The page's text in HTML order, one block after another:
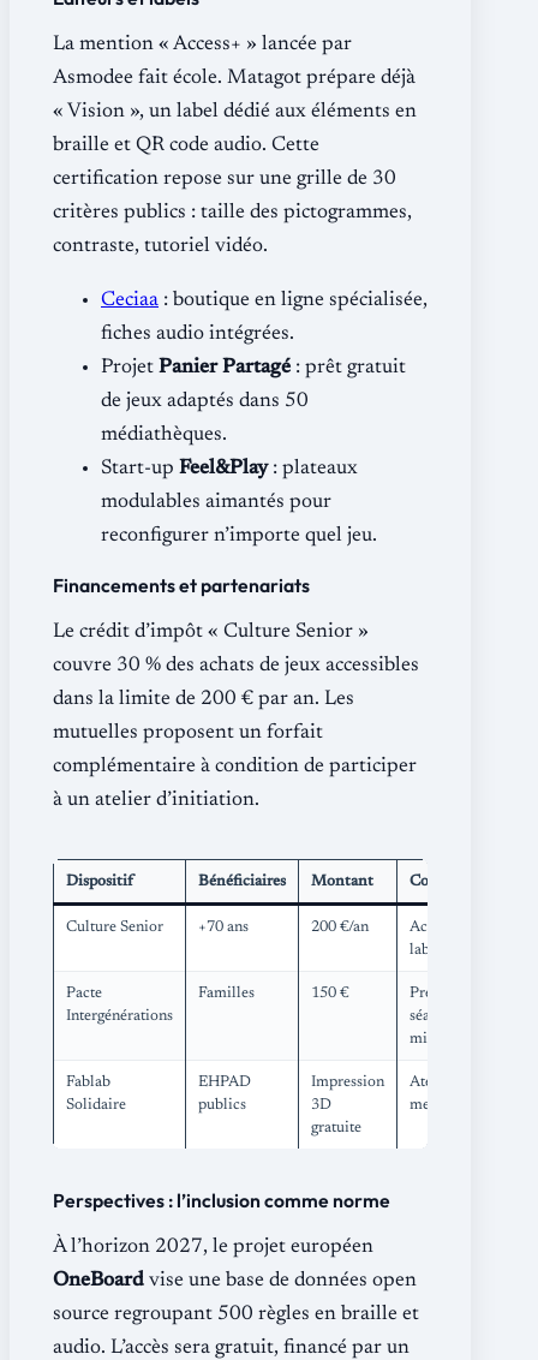
La mention « Access+ » lancée par
Asmodee fait école. Matagot prépare déjà
« Vision », un label dédié aux éléments en
braille et QR code audio. Cette
certification repose sur une grille de 30
critères publics : taille des pictogrammes,
contraste, tutoriel vidéo.
Ceciaa : boutique en ligne spécialisée,
fiches audio intégrées.
Projet Panier Partagé : prêt gratuit
de jeux adaptés dans 50
médiathèques.
Start-up Feel&Play: plateaux
modulables aimantés pour
reconfigurer n’importe quel jeu.
Financements et partenariats
Le crédit d’impôt « Culture Senior »
couvre 30 % des achats de jeux accessibles
dans la limite de 200 € par an. Les
mutuelles proposent un forfait
complémentaire à condition de participer
à un atelier d’initiation.
Dispositif Bénéficiaires Montant Condition
Culture Senior +70 ans 200 €/an
Achat
labellisé
Pacte
Intergénérations
Familles 150 €
Preuve de
séance
mixte
Fablab
Solidaire
EHPAD
publics
Impression
3D
gratuite
Atelier
mensuel
Perspectives : l’inclusion comme norme
À l’horizon 2027, le projet européen
OneBoard vise une base de données open
source regroupant 500 règles en braille et
audio. L’accès sera gratuit, financé par un